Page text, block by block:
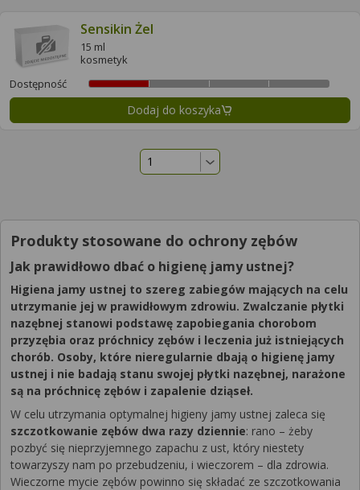
Sensikin Żel
15 ml
kosmetyk
Dostępność
Dodaj do koszyka
Produkty stosowane do ochrony zębów
Jak prawidłowo dbać o higienę jamy ustnej?
Higiena jamy ustnej to szereg zabiegów mających na celu
utrzymanie jej w prawidłowym zdrowiu. Zwalczanie płytki
nazębnej stanowi podstawę zapobiegania chorobom
przyzębia oraz próchnicy zębów i leczenia już istniejących
chorób. Osoby, które nieregularnie dbają o higienę jamy
ustnej i nie badają stanu swojej płytki nazębnej, narażone
są na próchnicę zębów i zapalenie dziąseł.
W celu utrzymania optymalnej higieny jamy ustnej zaleca się
szczotkowanie zębów dwa razy dziennie: rano – żeby
pozbyć się nieprzyjemnego zapachu z ust, który niestety
towarzyszy nam po przebudzeniu, i wieczorem – dla zdrowia.
Wieczorne mycie zębów powinno się składać ze szczotkowania